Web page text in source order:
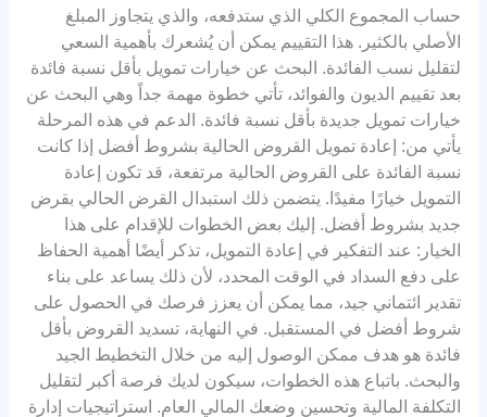
حساب المجموع الكلي الذي ستدفعه، والذي يتجاوز المبلغ
الأصلي بالكثير. هذا التقييم يمكن أن يُشعرك بأهمية السعي
لتقليل نسب الفائدة. البحث عن خيارات تمويل بأقل نسبة فائدة
بعد تقييم الديون والفوائد، تأتي خطوة مهمة جداً وهي البحث عن
خيارات تمويل جديدة بأقل نسبة فائدة. الدعم في هذه المرحلة
يأتي من: إعادة تمويل القروض الحالية بشروط أفضل إذا كانت
نسبة الفائدة على القروض الحالية مرتفعة، قد تكون إعادة
التمويل خيارًا مفيدًا. يتضمن ذلك استبدال القرض الحالي بقرض
جديد بشروط أفضل. إليك بعض الخطوات للإقدام على هذا
الخيار: عند التفكير في إعادة التمويل، تذكر أيضًا أهمية الحفاظ
على دفع السداد في الوقت المحدد، لأن ذلك يساعد على بناء
تقدير ائتماني جيد، مما يمكن أن يعزز فرصك في الحصول على
شروط أفضل في المستقبل. في النهاية، تسديد القروض بأقل
فائدة هو هدف ممكن الوصول إليه من خلال التخطيط الجيد
والبحث. باتباع هذه الخطوات، سيكون لديك فرصة أكبر لتقليل
التكلفة المالية وتحسين وضعك المالي العام. استراتيجيات إدارة